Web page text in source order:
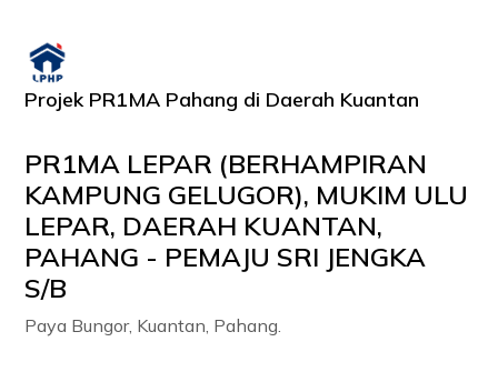
Projek PR1MA Pahang di Daerah Kuantan
PR1MA LEPAR (BERHAMPIRAN
KAMPUNG GELUGOR), MUKIM ULU
LEPAR, DAERAH KUANTAN,
PAHANG - PEMAJU SRI JENGKA
S/B
Paya Bungor, Kuantan, Pahang.